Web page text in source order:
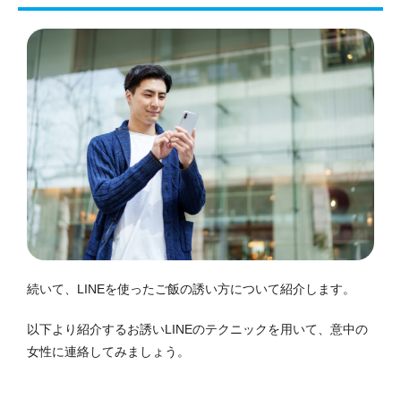
続いて、LINEを使ったご飯の誘い方について紹介します。
以下より紹介するお誘いLINEのテクニックを用いて、意中の
女性に連絡してみましょう。